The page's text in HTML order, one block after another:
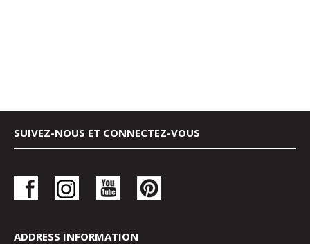
SUIVEZ-NOUS ET CONNECTEZ-VOUS
ADDRESS INFORMATION